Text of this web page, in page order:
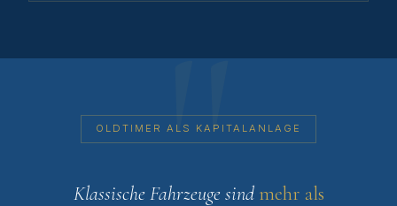
OLDTIMER ALS KAPITALANLAGE
Klassische Fahrzeuge sind mehr als